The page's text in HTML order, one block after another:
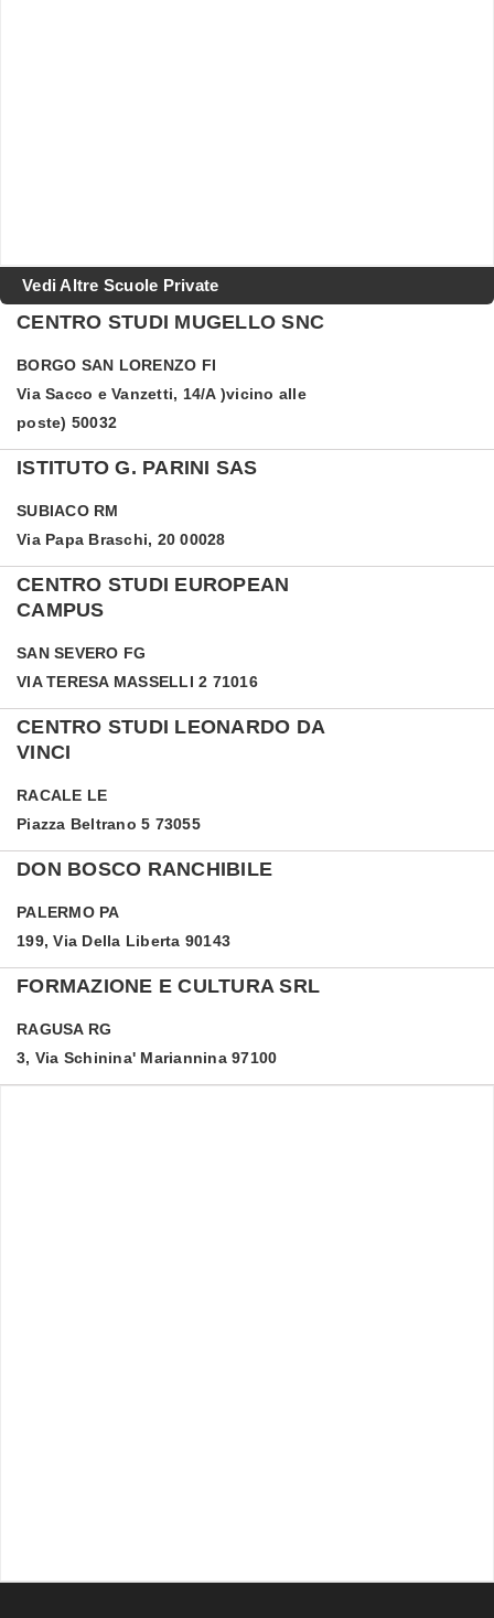
Vedi Altre Scuole Private
CENTRO STUDI MUGELLO SNC
BORGO SAN LORENZO FI
Via Sacco e Vanzetti, 14/A )vicino alle
poste) 50032
ISTITUTO G. PARINI SAS
SUBIACO RM
Via Papa Braschi, 20 00028
CENTRO STUDI EUROPEAN
CAMPUS
SAN SEVERO FG
VIA TERESA MASSELLI 2 71016
CENTRO STUDI LEONARDO DA
VINCI
RACALE LE
Piazza Beltrano 5 73055
DON BOSCO RANCHIBILE
PALERMO PA
199, Via Della Liberta 90143
FORMAZIONE E CULTURA SRL
RAGUSA RG
3, Via Schinina' Mariannina 97100